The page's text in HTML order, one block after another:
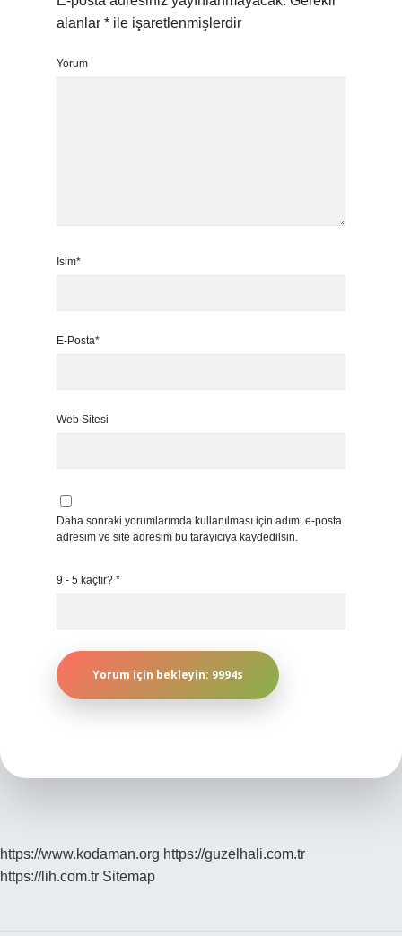
alanlar * ile işaretlenmişlerdir
Yorum
İsim*
E-Posta*
Web Sitesi
Daha sonraki yorumlarımda kullanılması için adım, e-posta
adresim ve site adresim bu tarayıcıya kaydedilsin.
9 - 5 kaçtır? *
https://www.kodaman.org https://guzelhali.com.tr
https://lih.com.tr Sitemap